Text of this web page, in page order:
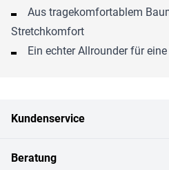
Aus tragekomfortablem
Stretchkomfort
Ein echter Allrounder für
Kundenservice
Beratung